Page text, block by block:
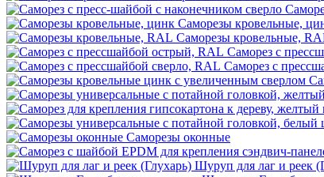
Саморезы кровельные,
Саморезы кровельные,
Саморез с
Саморезы оконные
Шуруп для лаг и реек